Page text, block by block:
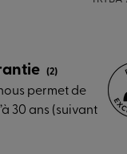
(2)
permet de
30 ans (suivant